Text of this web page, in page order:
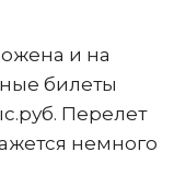
и на
билеты
Перелет
немного